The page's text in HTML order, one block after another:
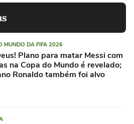
MUNDO DA FIFA 2026
Plano para matar Messi com
na Copa do Mundo é revelado;
Ronaldo também foi alvo